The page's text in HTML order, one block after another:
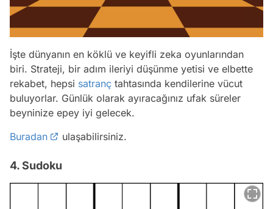
İşte dünyanın en köklü ve keyifli zeka oyunlarından
biri. Strateji, bir adım ileriyi düşünme yetisi ve elbette
rekabet, hepsi satranç tahtasında kendilerine vücut
buluyorlar. Günlük olarak ayıracağınız ufak süreler
beyninize epey iyi gelecek.
Buradan
ulaşabilirsiniz.
4. Sudoku